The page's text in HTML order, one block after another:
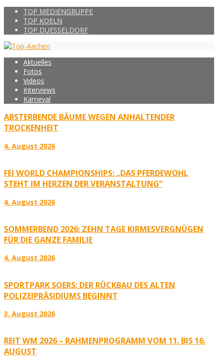
TOP MEDIENGRUPPE
TOP KOELN
TOP DUESSELDORF
Aktuelles
Fotos
Videos
Interviews
Karneval
ABSTERBENDE BÄUME WEGEN ANHALTENDER
TROCKENHEIT
4. August 2026
FEI WORLD CHAMPIONSHIPS: „DAS PFERDEWOHL
STEHT IM HERZEN DER VERANSTALTUNG“
4. August 2026
SOMMERBEND 2026: ZEHN TAGE KIRMESVERGNÜGEN
FÜR DIE GANZE FAMILIE
4. August 2026
SPORTPARK SOERS: DER RÜCKBAU DES ALTEN
POLIZEIPRÄSIDIUMS BEGINNT
3. August 2026
REIT WM 2026 – RAHMENPROGRAMM VOM 11. BIS 16.
AUGUST